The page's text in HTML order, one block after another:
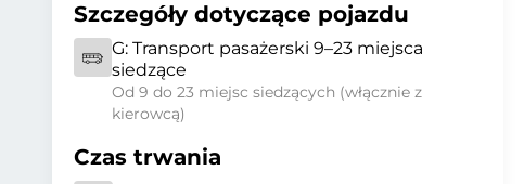
Szczegóły dotyczące pojazdu
G: Transport pasażerski 9–23 miejsca
siedzące
Od 9 do 23 miejsc siedzących (włącznie z
kierowcą)
Czas trwania